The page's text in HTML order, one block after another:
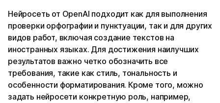
Нейросеть от OpenAI подходит как для выполнения
проверки орфографии и пунктуации, так и для других
видов работ, включая создание текстов на
иностранных языках. Для достижения наилучших
результатов важно четко обозначить все
требования, такие как стиль, тональность и
особенности форматирования. Кроме того, можно
задать нейросети конкретную роль, например,